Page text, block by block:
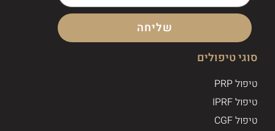
שליחה
סוגי טיפולים
טיפול PRP
טיפול IPRF
טיפול CGF